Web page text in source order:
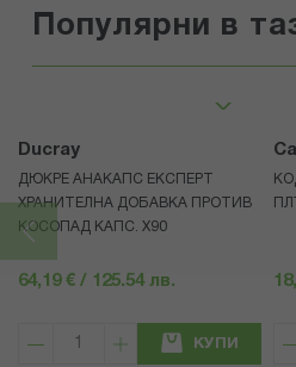
Популярни в
Ducray
ДЮКРЕ АНАКАПС ЕКСПЕРТ
ХРАНИТЕЛНА ДОБАВКА ПРОТИВ
КОСОПАД КАПС. Х90
64,19 € / 125.54 лв.
КУПИ